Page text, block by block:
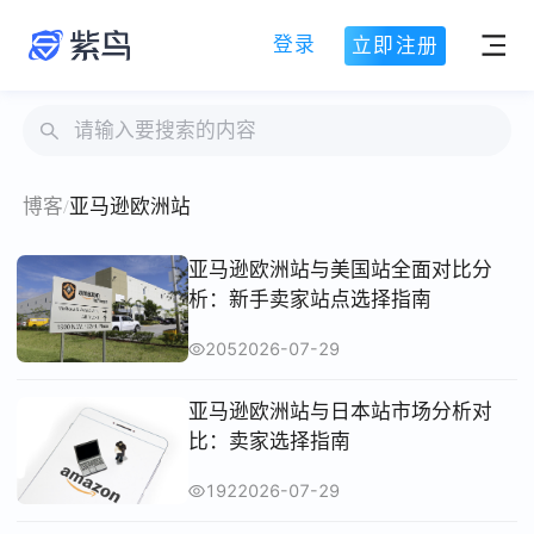
登录 立即注册
博客/亚马逊欧洲站
亚马逊欧洲站与美国站全面对比分
析：新手卖家站点选择指南
2052026-07-29
亚马逊欧洲站与日本站市场分析对
比：卖家选择指南
1922026-07-29